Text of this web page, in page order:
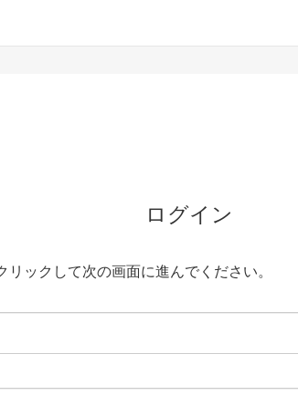
ログイン
ックして次の画面に進んでください。